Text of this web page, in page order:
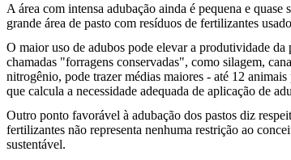
A área com intensa adubação ainda é pequena e
grande área de pasto com resíduos de fertilizantes
O maior uso de adubos pode elevar a produtividade
chamadas "forragens conservadas", como silagem,
nitrogênio, pode trazer médias maiores - até 12
que calcula a necessidade adequada de aplicação de
Outro ponto favorável à adubação dos pastos diz
fertilizantes não representa nenhuma restrição ao
sustentável.